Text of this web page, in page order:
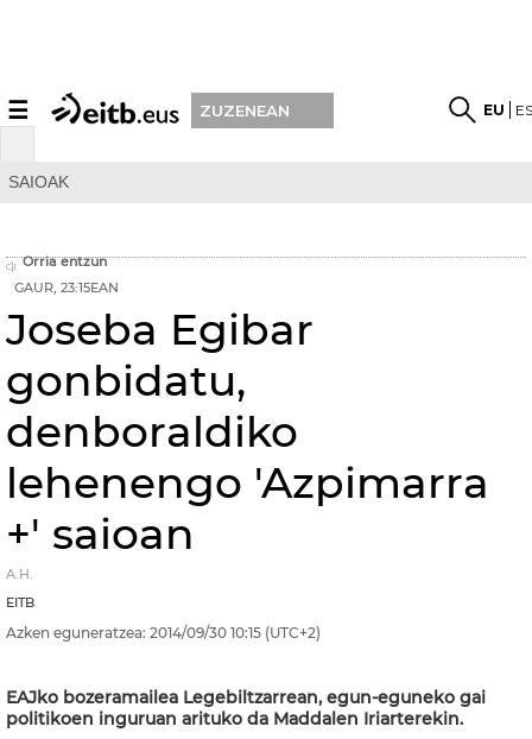
☰ ZUZENEAN EU
SAIOAK
Orria entzun
GAUR, 23:15EAN
Joseba Egibar
gonbidatu,
denboraldiko
lehenengo 'Azpimarra
+' saioan
A.H.
EITB
Azken eguneratzea: 2014/09/30 10:15 (UTC+2)
EAJko bozeramailea Legebiltzarrean, egun-eguneko gai
politikoen inguruan arituko da Maddalen Iriarterekin.